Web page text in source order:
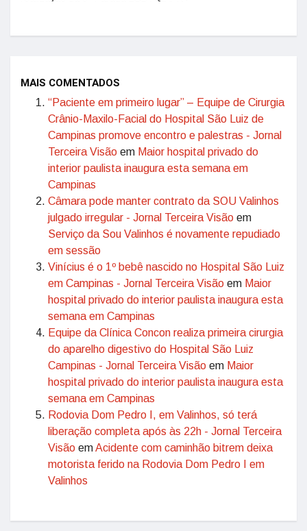
MAIS COMENTADOS
“Paciente em primeiro lugar” – Equipe de Cirurgia
Crânio-Maxilo-Facial do Hospital São Luiz de
Campinas promove encontro e palestras - Jornal
Terceira Visão em Maior hospital privado do
interior paulista inaugura esta semana em
Campinas
Câmara pode manter contrato da SOU Valinhos
julgado irregular - Jornal Terceira Visão em
Serviço da Sou Valinhos é novamente repudiado
em sessão
Vinícius é o 1º bebê nascido no Hospital São Luiz
em Campinas - Jornal Terceira Visão em Maior
hospital privado do interior paulista inaugura esta
semana em Campinas
Equipe da Clínica Concon realiza primeira cirurgia
do aparelho digestivo do Hospital São Luiz
Campinas - Jornal Terceira Visão em Maior
hospital privado do interior paulista inaugura esta
semana em Campinas
Rodovia Dom Pedro I, em Valinhos, só terá
liberação completa após às 22h - Jornal Terceira
Visão emAcidente com caminhão bitrem deixa
motorista ferido na Rodovia Dom Pedro I em
Valinhos